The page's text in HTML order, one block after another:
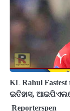
KL Rahul
ଇତିହାସ,
Reporterspen